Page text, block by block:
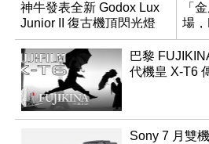
神牛發表全新 Godox Lux
Junior II 復古機頂閃光燈
「
場
領
巴黎
代機皇 X-T6
Sony 7 月雙